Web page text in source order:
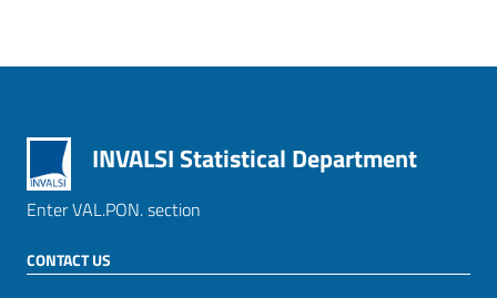
INVALSI Statistical Department
Enter VAL.PON. section
CONTACT US